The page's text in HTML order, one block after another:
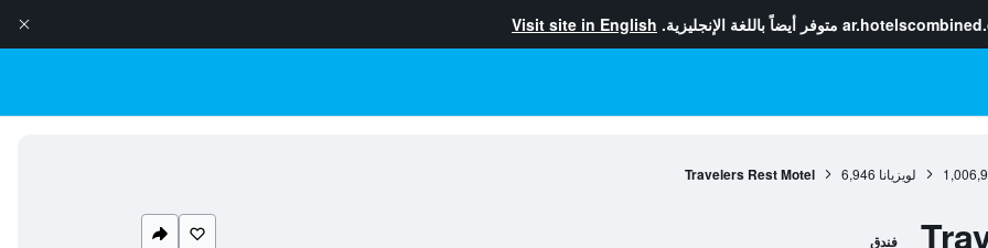
متوفر أيضاً باللغة الإنجليزية. Visit site in English
لويزيانا 6,946
Travelers Rest Motel
فندق